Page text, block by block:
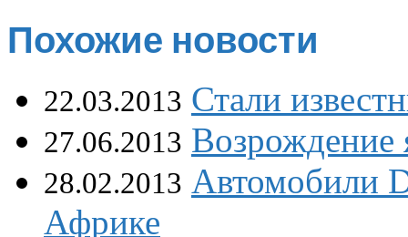
Похожие новости
22.03.2013 Стали
27.06.2013 Возрождение
28.02.2013 Автомобили
Африке